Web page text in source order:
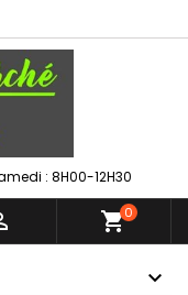
: 8H00-12H30
shopping_cart0